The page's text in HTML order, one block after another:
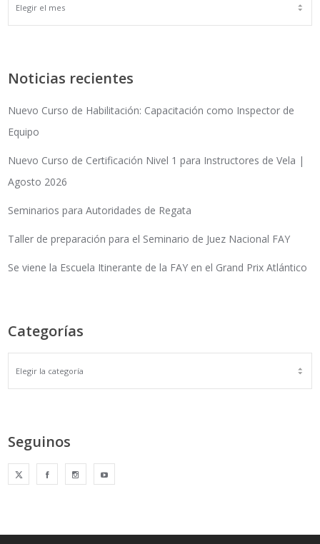
ARCHIVOS
Noticias recientes
Nuevo Curso de Habilitación: Capacitación como Inspector de
Equipo
Nuevo Curso de Certificación Nivel 1 para Instructores de Vela |
Agosto 2026
Seminarios para Autoridades de Regata
Taller de preparación para el Seminario de Juez Nacional FAY
Se viene la Escuela Itinerante de la FAY en el Grand Prix Atlántico
Categorías
Seguinos